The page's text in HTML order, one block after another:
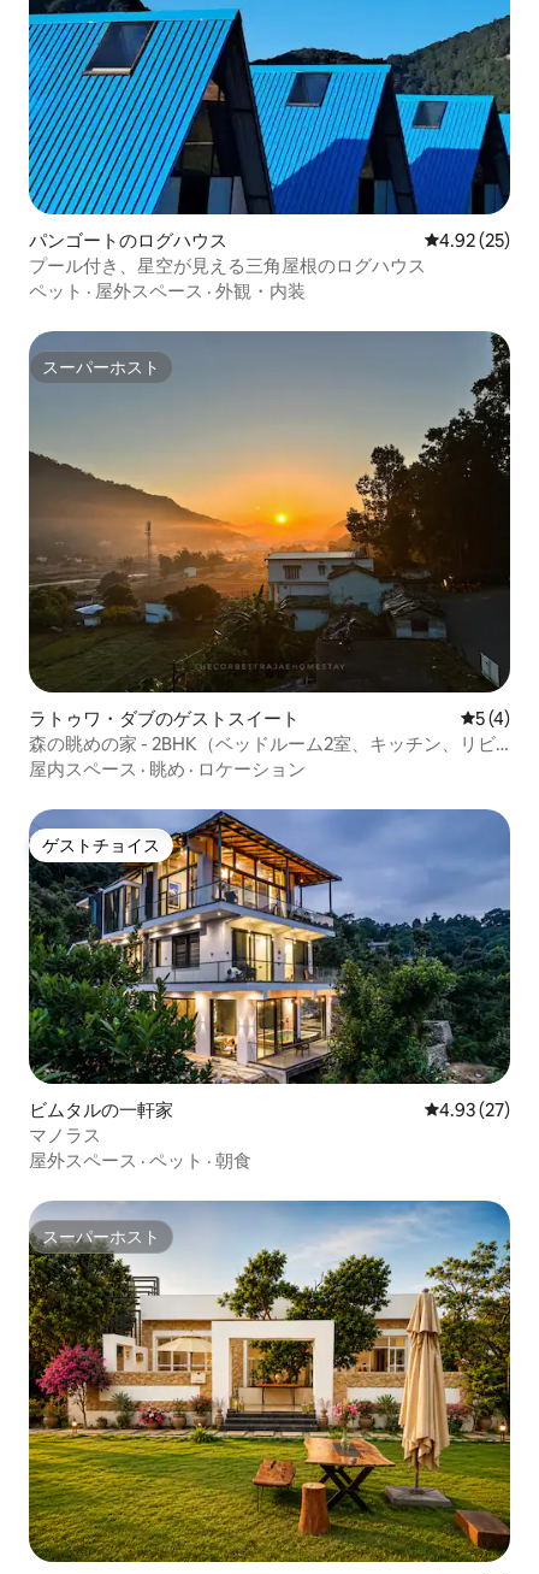
パンゴートのログハウス レビュー25
4.92 (25)
プール付き、星空が見える三角屋根のログハウス
ペット · 屋外スペース · 外観・内装
スーパーホスト
スーパーホスト
ラトゥワ・ダブのゲストスイート レビュー
5 (4)
森の眺めの家 - 2BHK（ベッドルーム2室、キッチン、リビ
ングルーム）専用テラス付き
屋内スペース · 眺め · ロケーション
ゲストチョイス
ゲストチョイス
ビムタルの一軒家 レビュー27
4.93 (27)
マノラス
屋外スペース · ペット · 朝食
スーパーホスト
スーパーホスト